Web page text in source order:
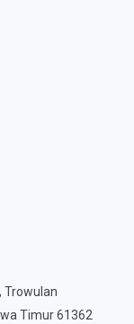
Trowulan
Timur 61362